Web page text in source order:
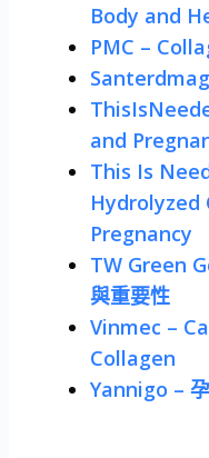
Body and
PMC –
and
This Is
Hydrolyzed
Pregnancy
TW Green
與重要性
Vinmec –
Collagen
Yannigo –